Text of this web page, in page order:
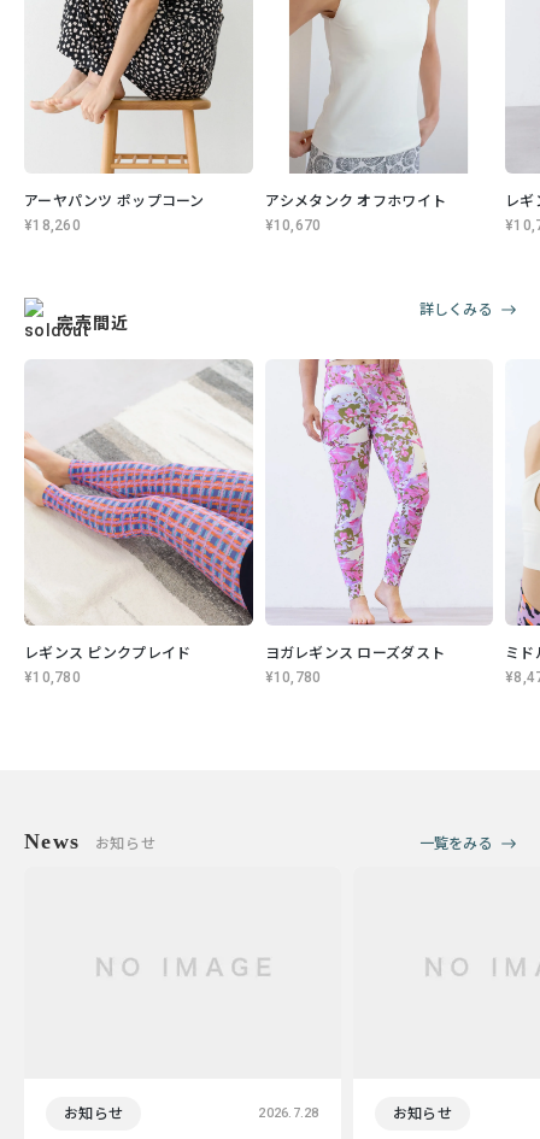
アーヤパンツ ポップコーン
¥18,260
アシメタンク オフホワイト
¥10,670
レギ
完売間近
詳しくみる
レギンス ピンクプレイド
¥10,780
ヨガレギンス ローズダスト
¥10,780
ミド
News お知らせ 一覧をみる
お知らせ 2026.7.28 お知らせ